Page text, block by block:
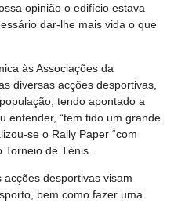
opinião o edifício estava
dar-lhe mais vida o que
às Associações da
diversas acções desportivas,
tendo apontado a
entender, “tem tido um grande
se o Rally Paper “com
de Ténis.
acções desportivas visam
bem como fazer uma